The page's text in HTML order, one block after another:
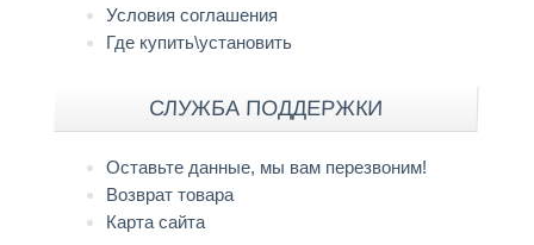
Условия соглашения
Где купить\установить
СЛУЖБА ПОДДЕРЖКИ
Оставьте данные, мы вам перезвоним!
Возврат товара
Карта сайта